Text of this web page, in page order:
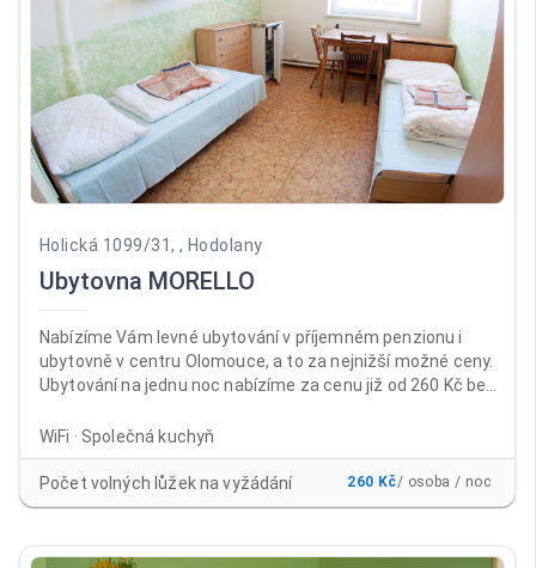
Holická 1099/31, , Hodolany
Ubytovna MORELLO
Nabízíme Vám levné ubytování v příjemném penzionu i
ubytovně v centru Olomouce, a to za nejnižší možné ceny.
Ubytování na jednu noc nabízíme za cenu již od 260 Kč bez
a WiFi ZDARMA. Ubytovnu i penzion najdete téměř v centru
města Olomouc, a to na výborně dostupném místě v areálu
bývalých kasáren Prokopa Holého, naproti prodejně
Baumax Olomouc. Nabízíme klidné ubytování ve 2-
WiFi · Společná kuchyň
Počet volných lůžek na vyžádání 260 Kč/ osoba / noc